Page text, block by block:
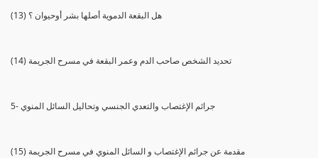
(13) هل البقعة الدموية أصلها بشر أوحيوان ؟
(14) تحديد الشخص صاحب الدم وعمر البقعة في مسرح الجريمة
5- جرائم الإغتصاب والتعدي الجنسي وتحاليل السائل المنوي
(15) مقدمة عن جرائم الإغتصاب و السائل المنوي في مسرح الجريمة